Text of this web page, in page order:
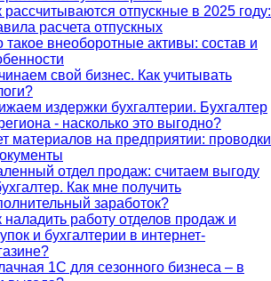
рассчитываются отпускные в 2025 году:
расчета отпускных
такое внеоборотные активы: состав и
свой бизнес. Как учитывать
издержки бухгалтерии. Бухгалтер
- насколько это выгодно?
материалов на предприятии: проводки
отдел продаж: считаем выгоду
Как мне получить
заработок?
наладить работу отделов продаж и
и бухгалтерии в интернет-
1С для сезонного бизнеса – в